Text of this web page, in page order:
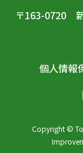
〒163-0720
個人情報
Copyright ©